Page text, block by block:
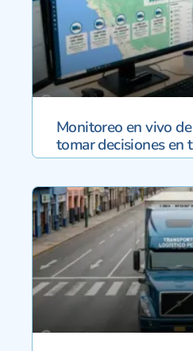
Monitoreo en vivo
tomar decisiones en